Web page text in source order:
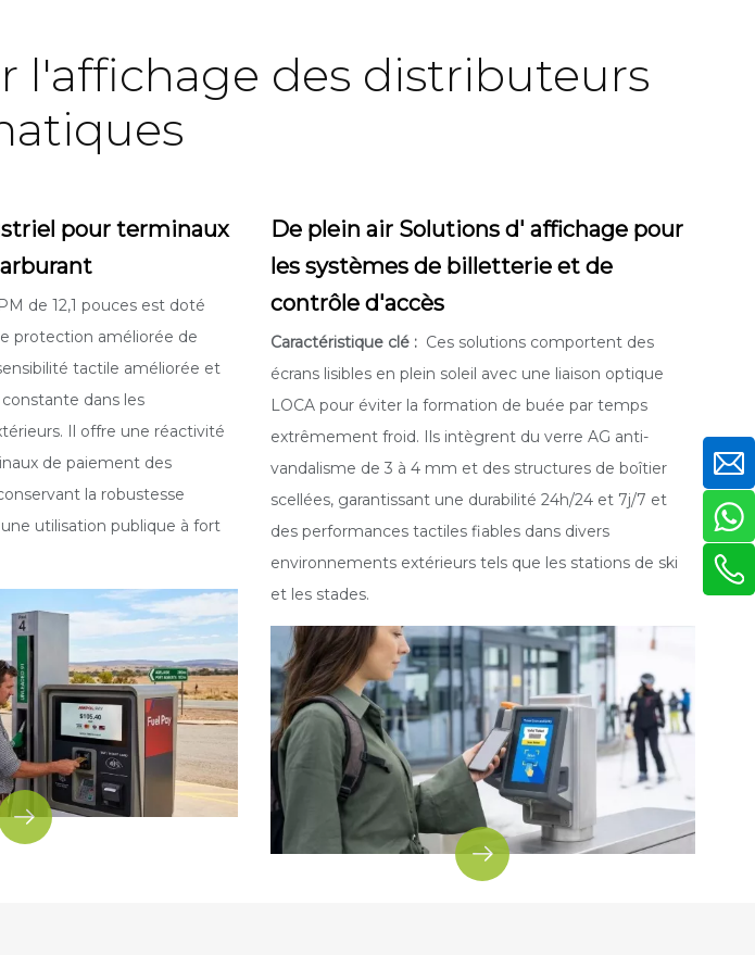
l'affichage des distributeurs
pour terminaux
de 12,1 pouces est doté
protection améliorée de
tactile améliorée et
dans les
Il offre une réactivité
de paiement des
la robustesse
utilisation publique à fort
De plein air Solutions d' affichage pour
les systèmes de billetterie et de
contrôle d'accès
Caractéristique clé : Ces solutions comportent des
écrans lisibles en plein soleil avec une liaison optique
LOCA pour éviter la formation de buée par temps
extrêmement froid. Ils intègrent du verre AG anti-
vandalisme de 3 à 4 mm et des structures de boîtier
scellées, garantissant une durabilité 24h/24 et 7j/7 et
des performances tactiles fiables dans divers
environnements extérieurs tels que les stations de ski
et les stades.